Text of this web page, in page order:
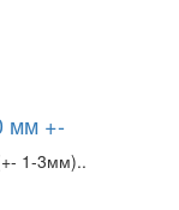
мм +-
1-3мм)..